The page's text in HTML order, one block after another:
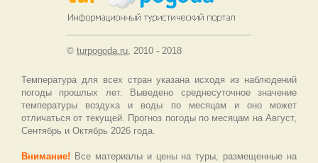
© turpogoda.ru , 2010 - 2018
Температура для всех стран указана исходя из наблюдений
погоды прошлых лет. Выведено среднесуточное значение
температуры воздуха и воды по месяцам и оно может
отличаться от текущей. Прогноз погоды по месяцам на Август,
Сентябрь и Октябрь 2026 года.
Внимание! Все материалы и цены на туры, размещенные на